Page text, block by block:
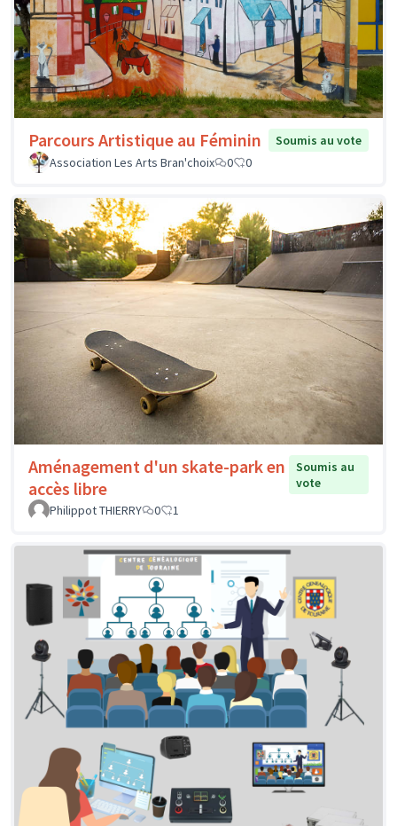
Parcours Artistique au Féminin
Soumis au vote
Association Les Arts Bran'choix
0 0
Aménagement d'un skate-park en
accès libre
Soumis au
vote
Philippot THIERRY
0 1